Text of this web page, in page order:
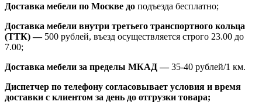
Доставка мебели по Москве до подъезда бесплатно;
Доставка мебели внутри третьего транспортного кольца
(ТТК) —500 рублей, въезд осуществляется строго 23.00 до
7.00;
Доставка мебели за пределы МКАД —35-40 рублей/1 км.
Диспетчер по телефону согласовывает условия и время
доставки с клиентом за день до отгрузки товара;